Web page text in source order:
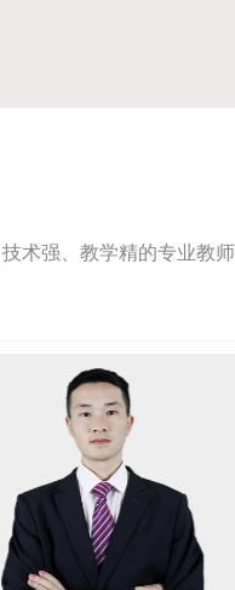
术强、教学精的专业教师